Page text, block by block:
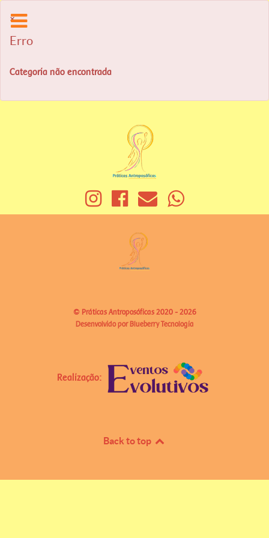
×
Erro
Categoria não encontrada
© Práticas Antroposóficas 2020 - 2026
Desenvolvido por Blueberry Tecnologia
Realização:
Back to top